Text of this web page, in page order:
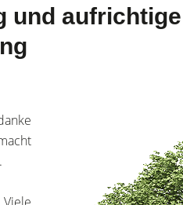
und
.